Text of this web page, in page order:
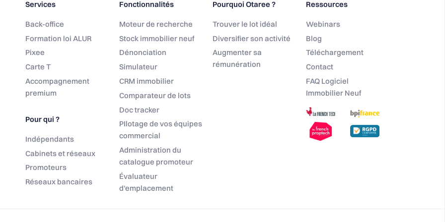
Services
Back-office
Formation loi ALUR
Pixee
Carte T
Accompagnement
premium
Pour qui ?
Indépendants
Cabinets et réseaux
Promoteurs
Réseaux bancaires
Fonctionnalités
Moteur de recherche
Stock immobilier neuf
Dénonciation
Simulateur
CRM immobilier
Comparateur de lots
Doc tracker
PIlotage de vos équipes
commercial
Administration du
catalogue promoteur
Évaluateur
d'emplacement
Pourquoi Otaree ?
Trouver le lot idéal
Diversifier son activité
Augmenter sa
rémunération
Ressources
Webinars
Blog
Téléchargement
Contact
FAQ Logiciel
Immobilier Neuf